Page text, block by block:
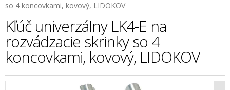
so 4 koncovkami, kovový, LIDOKOV
Kľúč univerzálny LK4-E na
rozvádzacie skrinky so 4
koncovkami, kovový, LIDOKOV